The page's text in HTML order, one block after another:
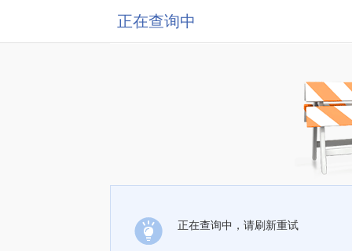
正在查询中
正在查询中，请刷新重试